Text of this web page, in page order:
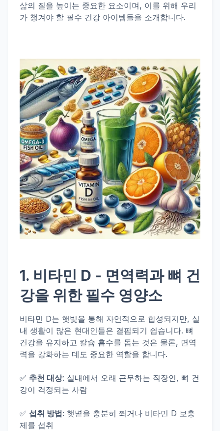
삶의 질을 높이는 중요한 요소이며, 이를 위해 우리
가 챙겨야 할 필수 건강 아이템들을 소개합니다.
1. 비타민 D - 면역력과 뼈 건
강을 위한 필수 영양소
비타민 D는 햇빛을 통해 자연적으로 합성되지만, 실
내 생활이 많은 현대인들은 결핍되기 쉽습니다. 뼈
건강을 유지하고 칼슘 흡수를 돕는 것은 물론, 면역
력을 강화하는 데도 중요한 역할을 합니다.
✅ 추천 대상: 실내에서 오래 근무하는 직장인, 뼈 건
강이 걱정되는 사람
✅ 섭취 방법: 햇볕을 충분히 쬐거나 비타민 D 보충
제를 섭취